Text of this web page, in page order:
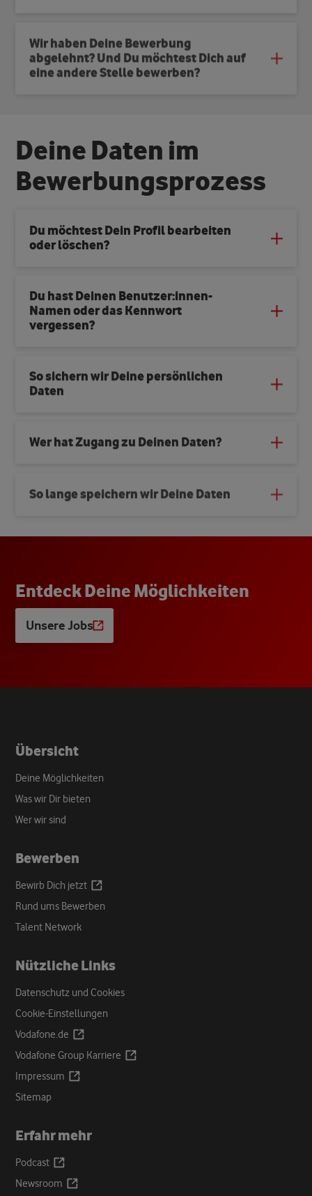
Wir haben Deine Bewerbung
abgelehnt? Und Du möchtest Dich auf
eine andere Stelle bewerben?
Deine Daten im
Bewerbungsprozess
Du möchtest Dein Profil bearbeiten
oder löschen?
Du hast Deinen Benutzer:innen-
Namen oder das Kennwort
vergessen?
So sichern wir Deine persönlichen
Daten
Wer hat Zugang zu Deinen Daten?
So lange speichern wir Deine Daten
EntdeckDeine Möglichkeiten
Unsere Jobs
Opens
tab
Übersicht
Deine Möglichkeiten
Was wir Dir bieten
Wer wir sind
Bewerben
Bewirb Dich jetzt
Opens
Rund ums Bewerben
Talent Network
Nützliche Links
Datenschutz und Cookies
Cookie-Einstellungen
Vodafone.de
Opens
a
Vodafone Group Karriere
Opens
Impressum
Opens
Sitemap
Erfahr mehr
Podcast
Opens
a
new
Newsroom
Opens